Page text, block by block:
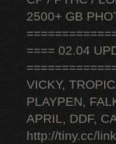
2500+ GB
==== 02.04
VICKY,
PLAYPEN,
APRIL, DDF,
http://tiny.cc/